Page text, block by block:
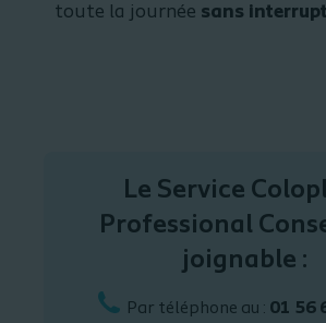
toute la journée sans
Le Service
Professional
joignable :
Par téléphone au : 01 56